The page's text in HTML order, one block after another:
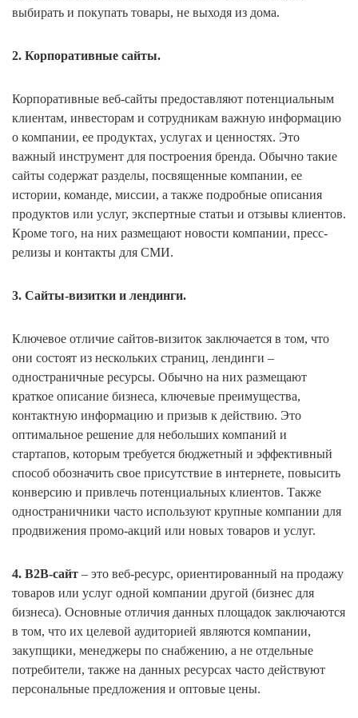
выбирать и покупать товары, не выходя из дома.
2. Корпоративные сайты.
Корпоративные веб-сайты предоставляют потенциальным
клиентам, инвесторам и сотрудникам важную информацию
о компании, ее продуктах, услугах и ценностях. Это
важный инструмент для построения бренда. Обычно такие
сайты содержат разделы, посвященные компании, ее
истории, команде, миссии, а также подробные описания
продуктов или услуг, экспертные статьи и отзывы клиентов.
Кроме того, на них размещают новости компании, пресс-
релизы и контакты для СМИ.
3. Сайты-визитки и лендинги.
Ключевое отличие сайтов-визиток заключается в том, что
они состоят из нескольких страниц, лендинги –
одностраничные ресурсы. Обычно на них размещают
краткое описание бизнеса, ключевые преимущества,
контактную информацию и призыв к действию. Это
оптимальное решение для небольших компаний и
стартапов, которым требуется бюджетный и эффективный
способ обозначить свое присутствие в интернете, повысить
конверсию и привлечь потенциальных клиентов. Также
одностраничники часто используют крупные компании для
продвижения промо-акций или новых товаров и услуг.
4. B2B‑сайт – это веб‑ресурс, ориентированный на продажу
товаров или услуг одной компании другой (бизнес для
бизнеса). Основные отличия данных площадок заключаются
в том, что их целевой аудиторией являются компании,
закупщики, менеджеры по снабжению, а не отдельные
потребители, также на данных ресурсах часто действуют
персональные предложения и оптовые цены.